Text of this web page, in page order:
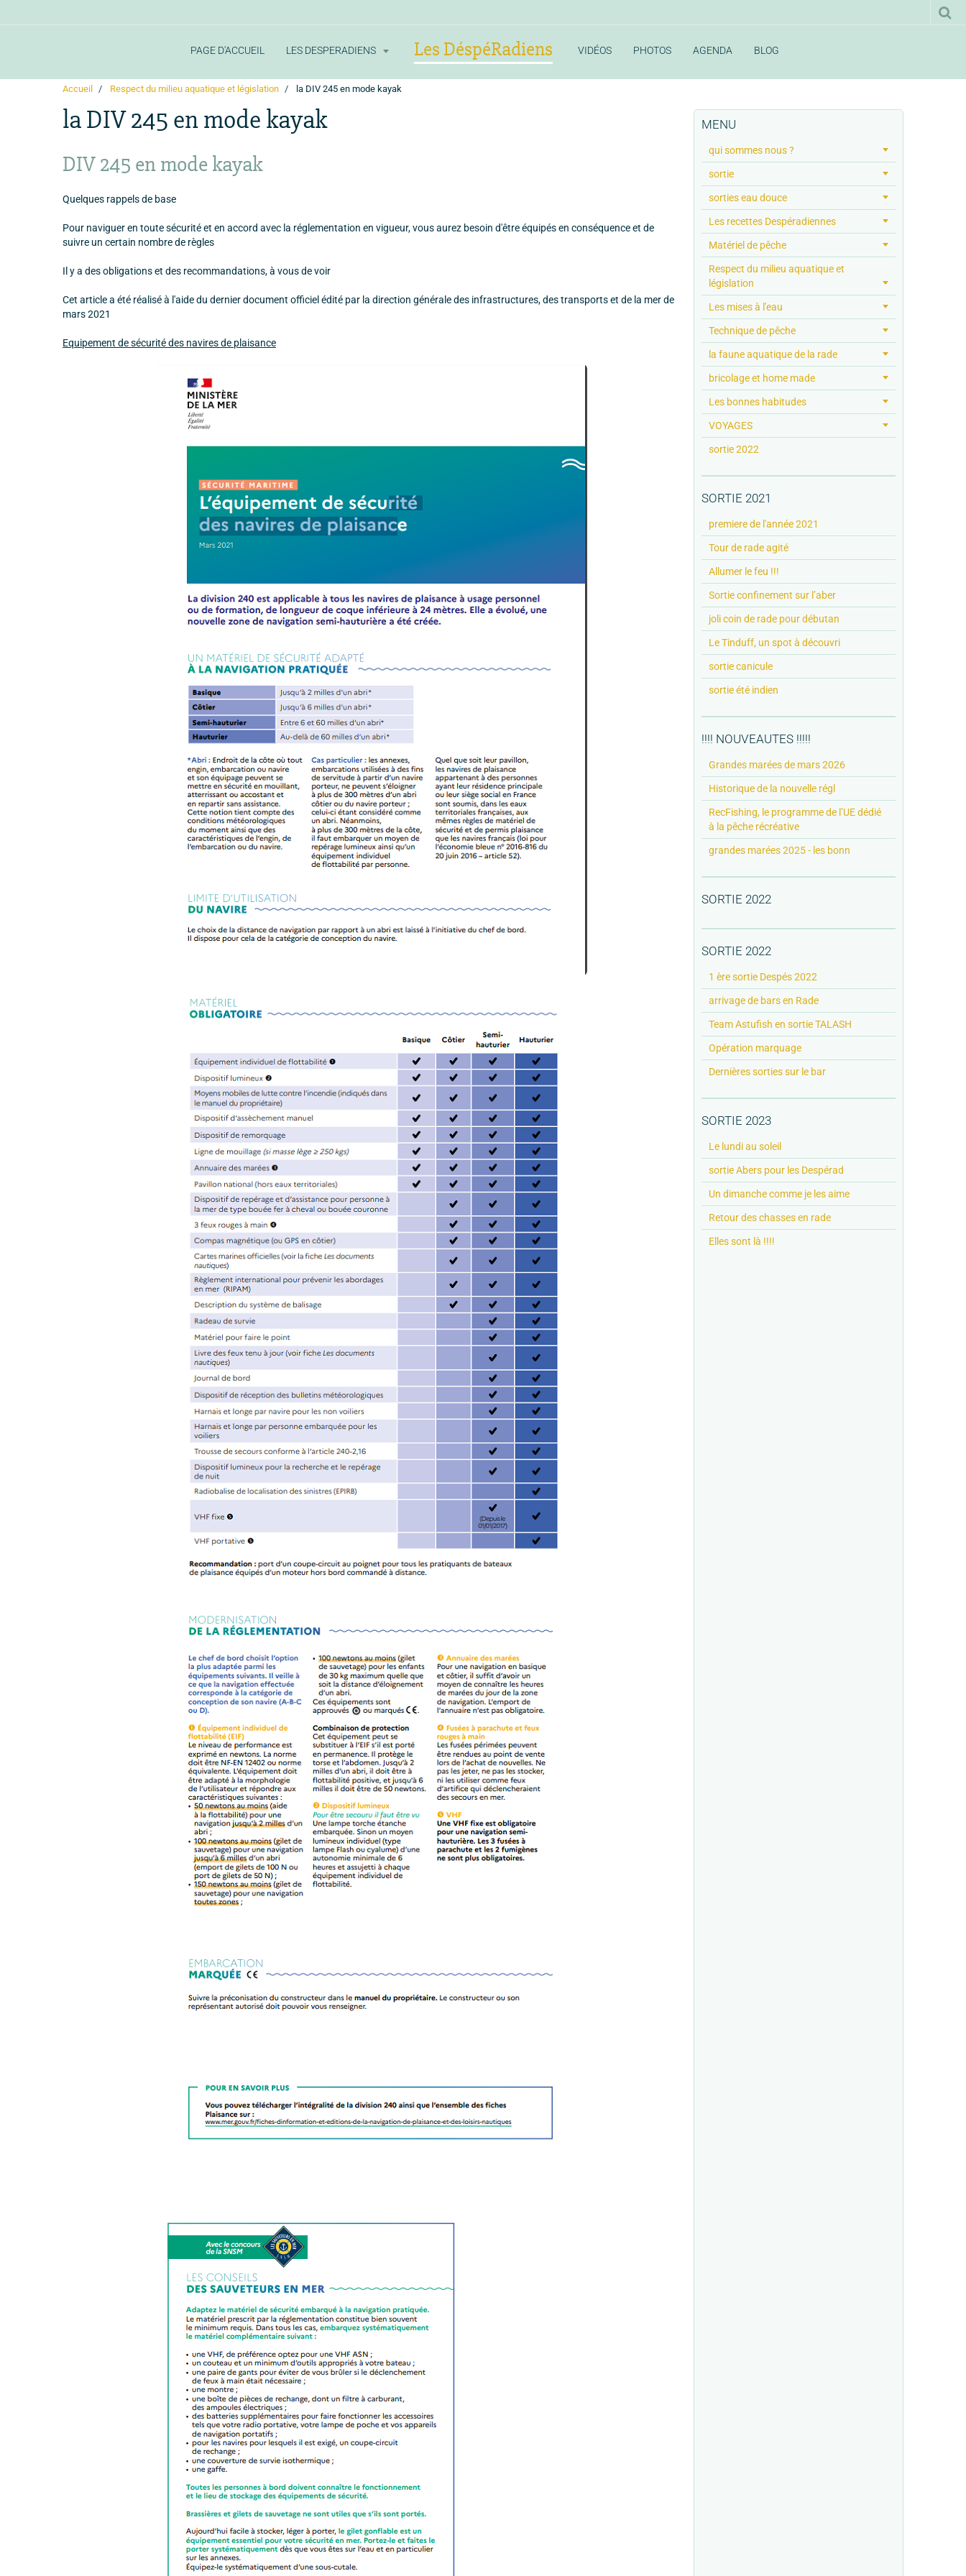
PAGE D'ACCUEIL LES DESPERADIENS Les DéspéRadiens VIDÉOS PHOTOS AGENDA BLOG
Accueil Respect du milieu aquatique et législation la DIV 245 en mode kayak
la DIV 245 en mode kayak
DIV 245 en mode kayak
Quelques rappels de base
Pour naviguer en toute sécurité et en accord avec la réglementation en vigueur, vous aurez besoin d'être équipés en conséquence et de
suivre un certain nombre de règles
Il y a des obligations et des recommandations, à vous de voir
Cet article a été réalisé à l'aide du dernier document officiel édité par la direction générale des infrastructures, des transports et de la mer de
mars 2021
Equipement de sécurité des navires de plaisance
MENU
qui sommes nous ?
sortie
sorties eau douce
Les recettes Despéradiennes
Matériel de pêche
Respect du milieu aquatique et
législation
Les mises à l'eau
Technique de pêche
la faune aquatique de la rade
bricolage et home made
Les bonnes habitudes
VOYAGES
sortie 2022
SORTIE 2021
premiere de l'année 2021
Tour de rade agité
Allumer le feu !!!
Sortie confinement sur l’aber
joli coin de rade pour débutan
Le Tinduff, un spot à découvri
sortie canicule
sortie été indien
!!!! NOUVEAUTES !!!!!
Grandes marées de mars 2026
Historique de la nouvelle régl
RecFishing, le programme de l’UE dédié
à la pêche récréative
grandes marées 2025 - les bonn
SORTIE 2022
SORTIE 2022
1 ère sortie Despés 2022
arrivage de bars en Rade
Team Astufish en sortie TALASH
Opération marquage
Dernières sorties sur le bar
SORTIE 2023
Le lundi au soleil
sortie Abers pour les Despérad
Un dimanche comme je les aime
Retour des chasses en rade
Elles sont là !!!!